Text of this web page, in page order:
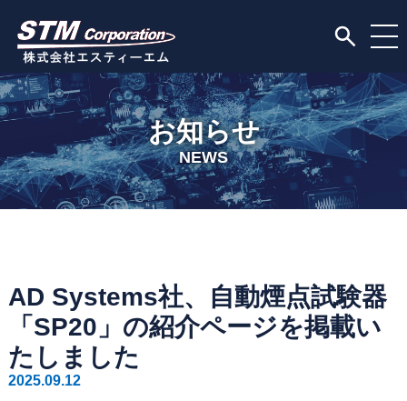
お知らせ
NEWS
AD Systems社、自動煙点試験器
「SP20」の紹介ページを掲載い
たしました
2025.09.12